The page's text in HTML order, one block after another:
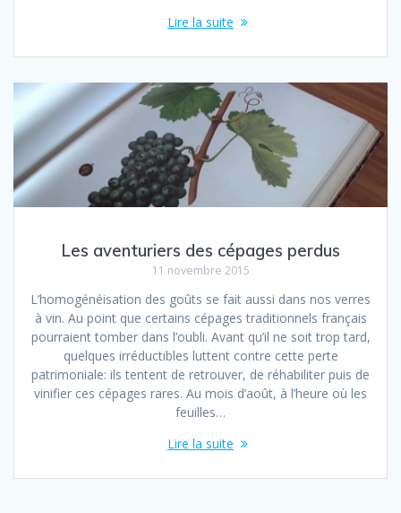
Lire la suite
Les aventuriers des cépages perdus
11 novembre 2015
L’homogénéisation des goûts se fait aussi dans nos verres
à vin. Au point que certains cépages traditionnels français
pourraient tomber dans l’oubli. Avant qu’il ne soit trop tard,
quelques irréductibles luttent contre cette perte
patrimoniale: ils tentent de retrouver, de réhabiliter puis de
vinifier ces cépages rares. Au mois d’août, à l’heure où les
feuilles…
Lire la suite